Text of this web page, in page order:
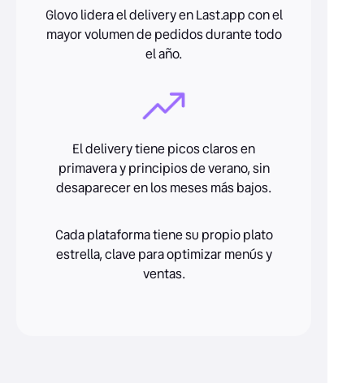
Glovo lidera el delivery en Last.app con el
mayor volumen de pedidos durante todo
el año.
El delivery tiene picos claros en
primavera y principios de verano, sin
desaparecer en los meses más bajos.
Cada plataforma tiene su propio plato
estrella, clave para optimizar menús y
ventas.